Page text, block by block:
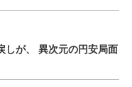
しが、 異次元の円安局面